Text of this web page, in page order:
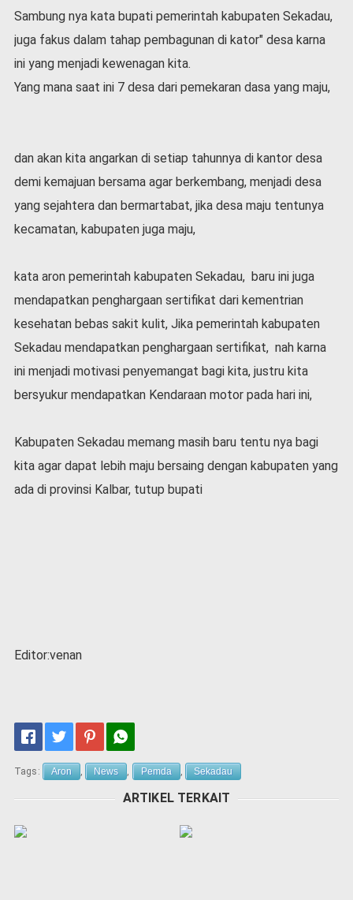
Sambung nya kata bupati pemerintah kabupaten Sekadau,
juga fakus dalam tahap pembagunan di kator" desa karna
ini yang menjadi kewenagan kita.
Yang mana saat ini 7 desa dari pemekaran dasa yang maju,
dan akan kita angarkan di setiap tahunnya di kantor desa
demi kemajuan bersama agar berkembang, menjadi desa
yang sejahtera dan bermartabat, jika desa maju tentunya
kecamatan, kabupaten juga maju,
kata aron pemerintah kabupaten Sekadau, baru ini juga
mendapatkan penghargaan sertifikat dari kementrian
kesehatan bebas sakit kulit, Jika pemerintah kabupaten
Sekadau mendapatkan penghargaan sertifikat, nah karna
ini menjadi motivasi penyemangat bagi kita, justru kita
bersyukur mendapatkan Kendaraan motor pada hari ini,
Kabupaten Sekadau memang masih baru tentu nya bagi
kita agar dapat lebih maju bersaing dengan kabupaten yang
ada di provinsi Kalbar, tutup bupati
Editor:venan
Tags: Aron , News , Pemda , Sekadau
ARTIKEL TERKAIT